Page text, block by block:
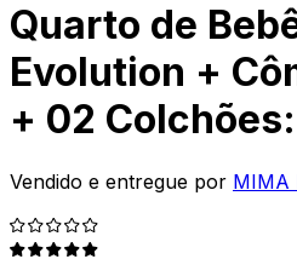
Quarto de
Evolution +
+ 02
Vendido e entregue por MIMA